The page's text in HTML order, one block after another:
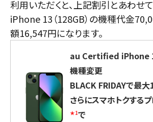
利用いただくと、上記割引とあわせ
iPhone 13（128GB）の機種代金
額16,547円になります。
au Certified iPhone
機種変更
BLACK FRIDAYで最
さらにスマホトクする
★1で